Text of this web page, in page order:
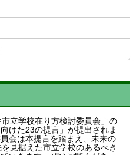
立学校在り方検討委員会」の
けた23の提言」が提出されま
会は本提言を踏まえ、未来の
見据えた市立学校のあるべき